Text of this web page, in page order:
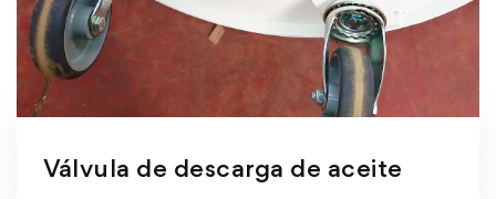
Válvula de descarga de aceite